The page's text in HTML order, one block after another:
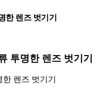
한 렌즈 벗기기
투명한 렌즈 벗기기
렌즈 벗기기